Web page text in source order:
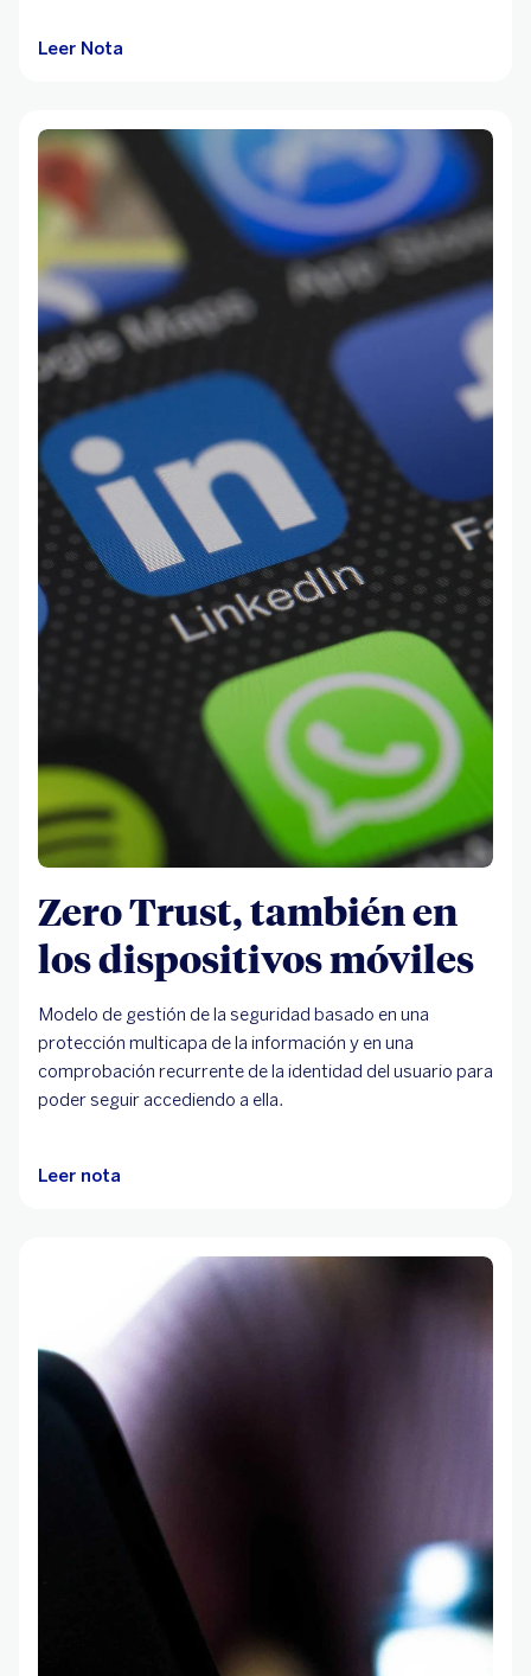
Leer Nota
Zero Trust, también en
los dispositivos móviles
Modelo de gestión de la seguridad basado en una
protección multicapa de la información y en una
comprobación recurrente de la identidad del usuario para
poder seguir accediendo a ella.
Leer nota